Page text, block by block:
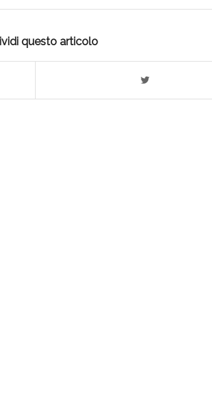
questo articolo